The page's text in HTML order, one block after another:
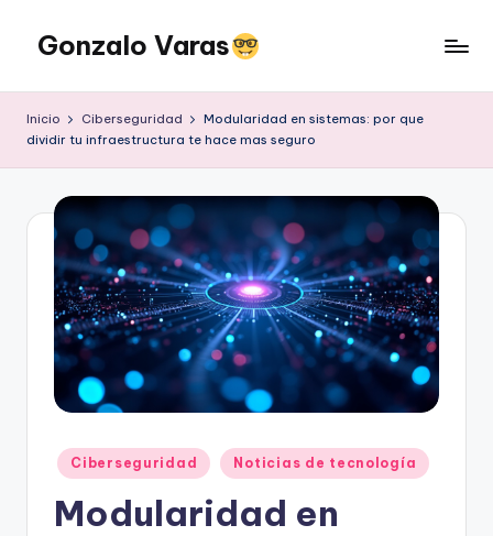
Saltar
contenido
Gonzalo Varas
que
suma
pero
actitud
multiplica
Inicio Ciberseguridad
Modularidad en sistemas: por que
dividir tu infraestructura te hace mas seguro
Publicado
en
Ciberseguridad Noticias de tecnología
Modularidad en